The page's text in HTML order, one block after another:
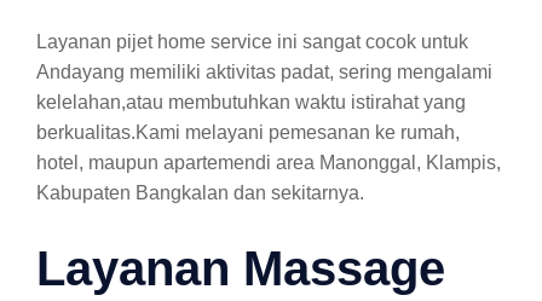
Layanan pijet home service ini sangat cocok untuk
Andayang memiliki aktivitas padat, sering mengalami
kelelahan,atau membutuhkan waktu istirahat yang
berkualitas.Kami melayani pemesanan ke rumah,
hotel, maupun apartemendi area Manonggal, Klampis,
Kabupaten Bangkalan dan sekitarnya.
Layanan Massage